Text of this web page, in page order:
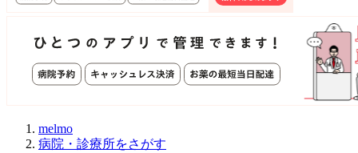
melmo
病院・診療所をさがす